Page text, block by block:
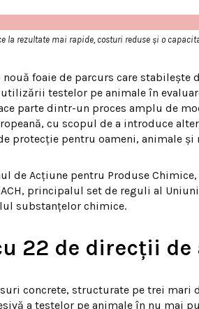
la rezultate mai rapide, costuri reduse și o
nouă foaie de parcurs care stabilește
testelor pe animale în
parte dintr-un proces amplu de
cu scopul de a introduce
protecție pentru oameni, animale și
de Acțiune pentru Produse
principalul set de reguli al
substanțelor chimice.
22 de direcții
concrete, structurate pe trei mari
a testelor pe animale în nu mai